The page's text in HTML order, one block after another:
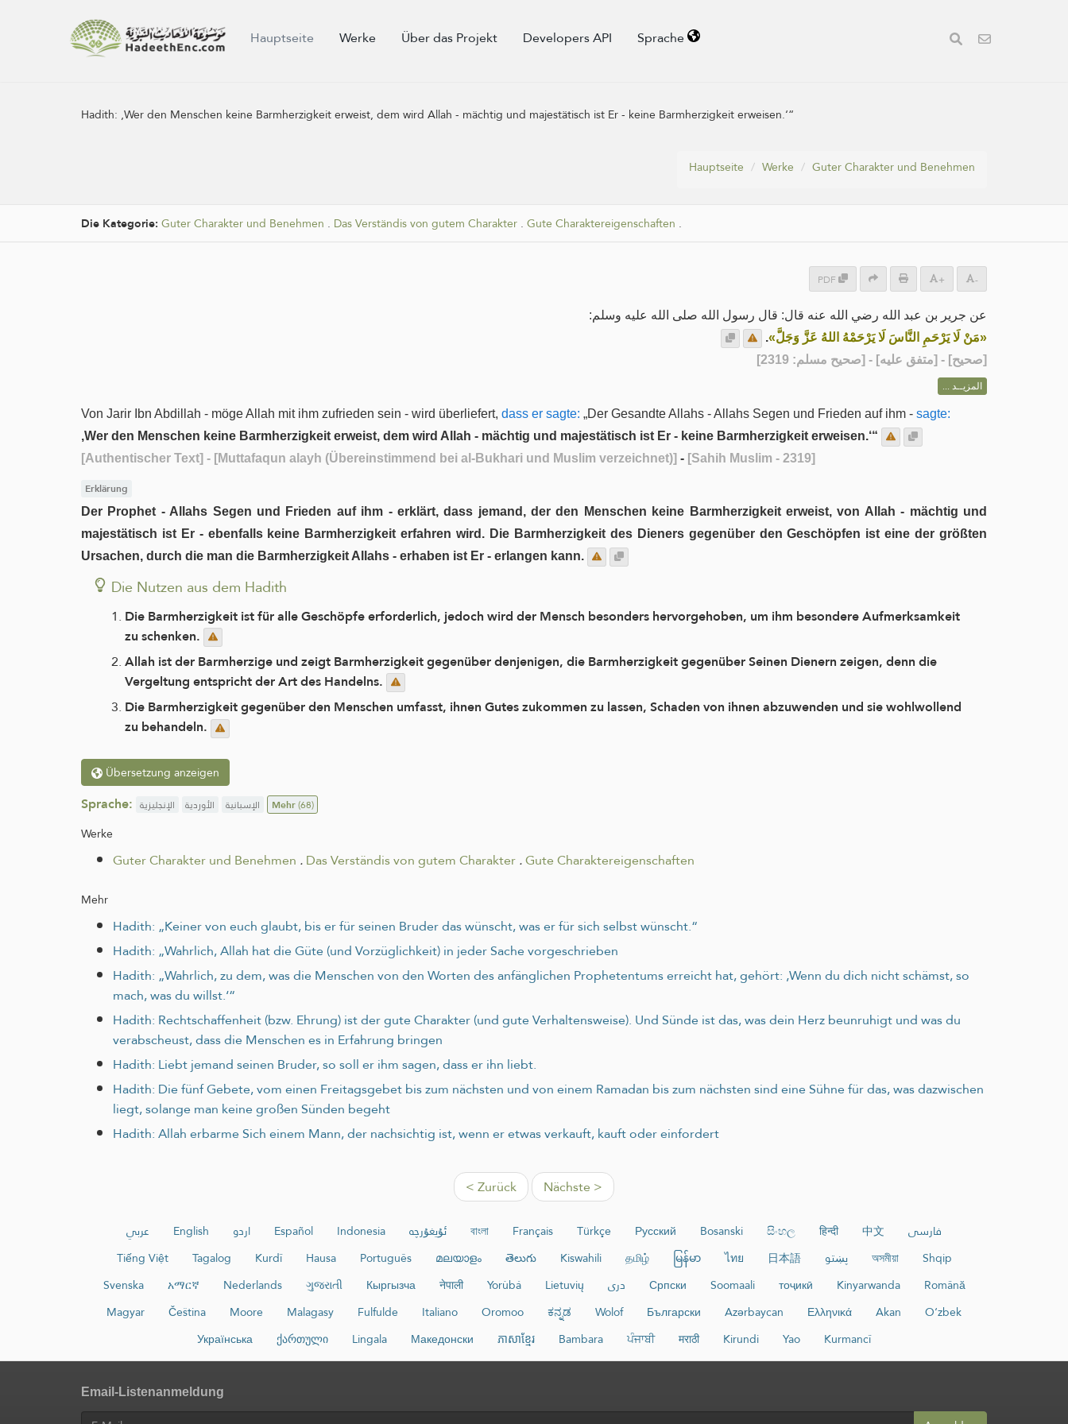
Hauptseite Werke Über das Projekt Developers API Sprache
Hadith: ‚Wer den Menschen keine Barmherzigkeit erweist, dem wird Allah - mächtig und majestätisch ist Er - keine Barmherzigkeit erweisen.‘“
Hauptseite Werke Guter Charakter und Benehmen
Die Kategorie: Guter Charakter und Benehmen . Das Verständis von gutem Charakter . Gute Charaktereigenschaften .
PDF + -
عن جرير بن عبد الله رضي الله عنه قال: قال رسول الله صلى الله عليه وسلم:
«مَنْ لَا يَرْحَمِ النَّاسَ لَا يَرْحَمْهُ اللهُ عَزَّ وَجَلَّ».
[صحيح] - [متفق عليه] - [صحيح مسلم: 2319]
المزيــد ...
Von Jarir Ibn Abdillah - möge Allah mit ihm zufrieden sein - wird überliefert, dass er sagte: „Der Gesandte Allahs - Allahs Segen und Frieden auf ihm - sagte:
‚Wer den Menschen keine Barmherzigkeit erweist, dem wird Allah - mächtig und majestätisch ist Er - keine Barmherzigkeit erweisen.‘“
[Authentischer Text] - [Muttafaqun alayh (Übereinstimmend bei al-Bukhari und Muslim verzeichnet)] - [Sahih Muslim - 2319]
Erklärung
Der Prophet - Allahs Segen und Frieden auf ihm - erklärt, dass jemand, der den Menschen keine Barmherzigkeit erweist, von Allah - mächtig und
majestätisch ist Er - ebenfalls keine Barmherzigkeit erfahren wird. Die Barmherzigkeit des Dieners gegenüber den Geschöpfen ist eine der größten
Ursachen, durch die man die Barmherzigkeit Allahs - erhaben ist Er - erlangen kann.
Die Nutzen aus dem Hadith
Die Barmherzigkeit ist für alle Geschöpfe erforderlich, jedoch wird der Mensch besonders hervorgehoben, um ihm besondere Aufmerksamkeit
zu schenken.
Allah ist der Barmherzige und zeigt Barmherzigkeit gegenüber denjenigen, die Barmherzigkeit gegenüber Seinen Dienern zeigen, denn die
Vergeltung entspricht der Art des Handelns.
Die Barmherzigkeit gegenüber den Menschen umfasst, ihnen Gutes zukommen zu lassen, Schaden von ihnen abzuwenden und sie wohlwollend
zu behandeln.
Übersetzung anzeigen
Sprache: الإنجليزية الأوردية الإسبانية Mehr(68)
Werke
Guter Charakter und Benehmen .Das Verständis von gutem Charakter.Gute Charaktereigenschaften
Mehr
Hadith: „Keiner von euch glaubt, bis er für seinen Bruder das wünscht, was er für sich selbst wünscht.“
Hadith: „Wahrlich, Allah hat die Güte (und Vorzüglichkeit) in jeder Sache vorgeschrieben
Hadith: „Wahrlich, zu dem, was die Menschen von den Worten des anfänglichen Prophetentums erreicht hat, gehört: ‚Wenn du dich nicht schämst, so
mach, was du willst.‘“
Hadith: Rechtschaffenheit (bzw. Ehrung) ist der gute Charakter (und gute Verhaltensweise). Und Sünde ist das, was dein Herz beunruhigt und was du
verabscheust, dass die Menschen es in Erfahrung bringen
Hadith: Liebt jemand seinen Bruder, so soll er ihm sagen, dass er ihn liebt.
Hadith: Die fünf Gebete, vom einen Freitagsgebet bis zum nächsten und von einem Ramadan bis zum nächsten sind eine Sühne für das, was dazwischen
liegt, solange man keine großen Sünden begeht
Hadith: Allah erbarme Sich einem Mann, der nachsichtig ist, wenn er etwas verkauft, kauft oder einfordert
< Zurück Nächste >
عربي English اردو Español Indonesia ئۇيغۇرچە বাংলা Français Türkçe Русский Bosanski සිංහල हिन्दी 中文
فارسی
Tiếng Việt
Tagalog Kurdî Hausa Português മലയാളം తెలుగు Kiswahili தமிழ் မြန်မာ ไทย 日本語 پښتو অসমীয়া
Shqip
Svenska
አማርኛ Nederlands ગુજરાતી Кыргызча नेपाली Yorùbá Lietuvių دری Српски Soomaali тоҷикӣ Kinyarwanda
Română
Magyar
Čeština Moore Malagasy Fulfulde Italiano Oromoo ಕನ್ನಡ Wolof Български Azərbaycan Ελληνικά Akan
O‘zbek
Українська
ქართული Lingala Македонски ភាសាខ្មែរ Bambara ਪੰਜਾਬੀ मराठी Kirundi Yao Kurmancî
Email-Listenanmeldung